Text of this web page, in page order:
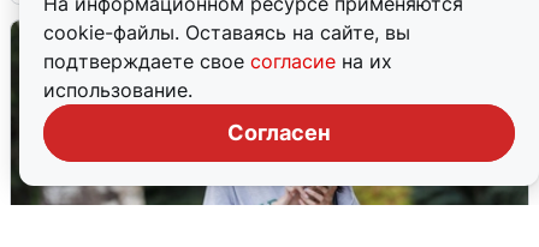
cookie-файлы. Оставаясь на сайте, вы
подтверждаете свое согласие на их
использование.
Согласен